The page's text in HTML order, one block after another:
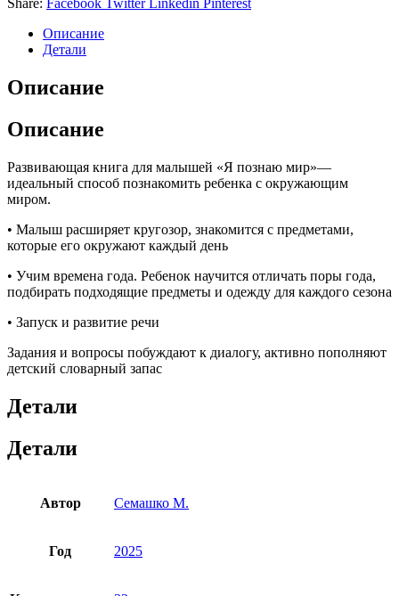
Share: Facebook Twitter Linkedin Pinterest
Описание
Детали
Описание
Описание
Развивающая книга для малышей «Я познаю мир»—
идеальный способ познакомить ребенка с окружающим
миром.
• Малыш расширяет кругозор, знакомится с предметами,
которые его окружают каждый день
• Учим времена года. Ребенок научится отличать поры года,
подбирать подходящие предметы и одежду для каждого сезона
• Запуск и развитие речи
Задания и вопросы побуждают к диалогу, активно пополняют
детский словарный запас
Детали
Детали
Автор Семашко М.
Год 2025